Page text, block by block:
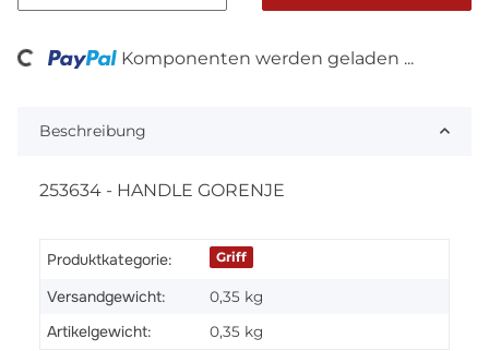
Loading... Komponenten werden geladen ...
Beschreibung
253634 - HANDLE GORENJE
Produktkategorie: Griff
Versandgewicht: 0,35 kg
Artikelgewicht: 0,35 kg